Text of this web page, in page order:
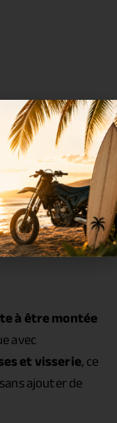
à être montée
avec
et visserie, ce
ajouter de